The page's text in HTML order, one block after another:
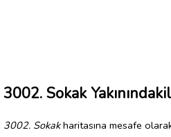
3002. Sokak
3002. Sokakharitasına mesafe